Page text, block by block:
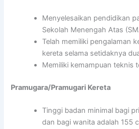
Menyelesaikan pendidikan
Sekolah Menengah Atas
Telah memiliki pengalaman
kereta selama setidaknya
Memiliki kemampuan teknis
Pramugara/Pramugari Kereta
Tinggi badan minimal bagi
dan bagi wanita adalah 155